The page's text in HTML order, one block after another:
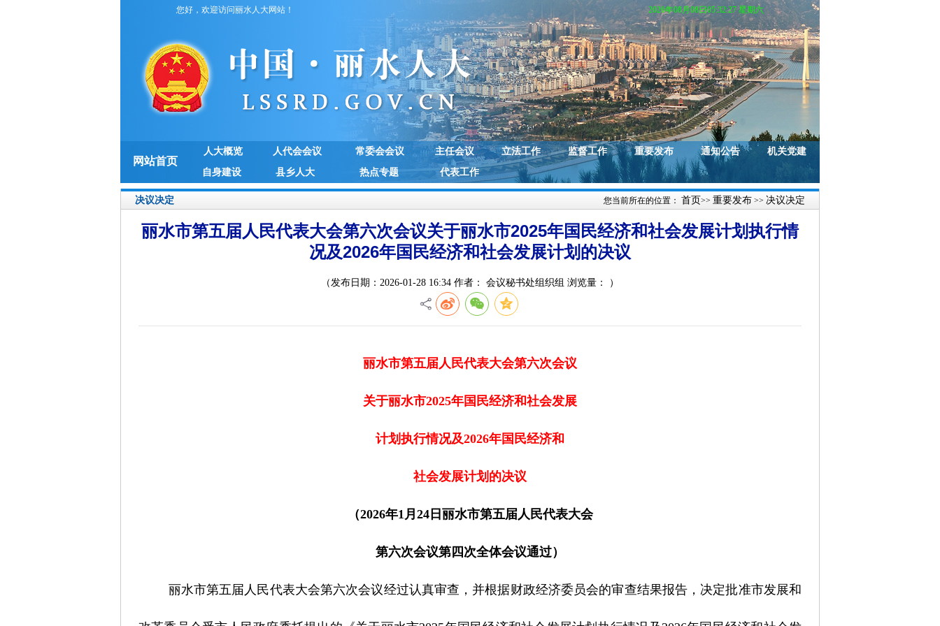
您好，欢迎访问丽水人大网站！ 2026年08月08日05:32:27 星期六
网站首页
人大概览 人代会会议 常委会会议 主任会议 立法工作 监督工作 重要发布 通知公告
机关党建
自身建设
县乡人大 热点专题 代表工作
决议决定 您当前所在的位置： 首页>> 重要发布 >> 决议决定
丽水市第五届人民代表大会第六次会议关于丽水市2025年国民经济和社会发展计划执行情
况及2026年国民经济和社会发展计划的决议
（发布日期：2026-01-28 16:34 作者： 会议秘书处组织组 浏览量： ）
丽水市第五届人民代表大会第六次会议
关于丽水市2025年国民经济和社会发展
计划执行情况及2026年国民经济和
社会发展计划的决议
（2026年1月24日丽水市第五届人民代表大会
第六次会议第四次全体会议通过）
丽水市第五届人民代表大会第六次会议经过认真审查，并根据财政经济委员会的审查结果报告，决定批准市发展和